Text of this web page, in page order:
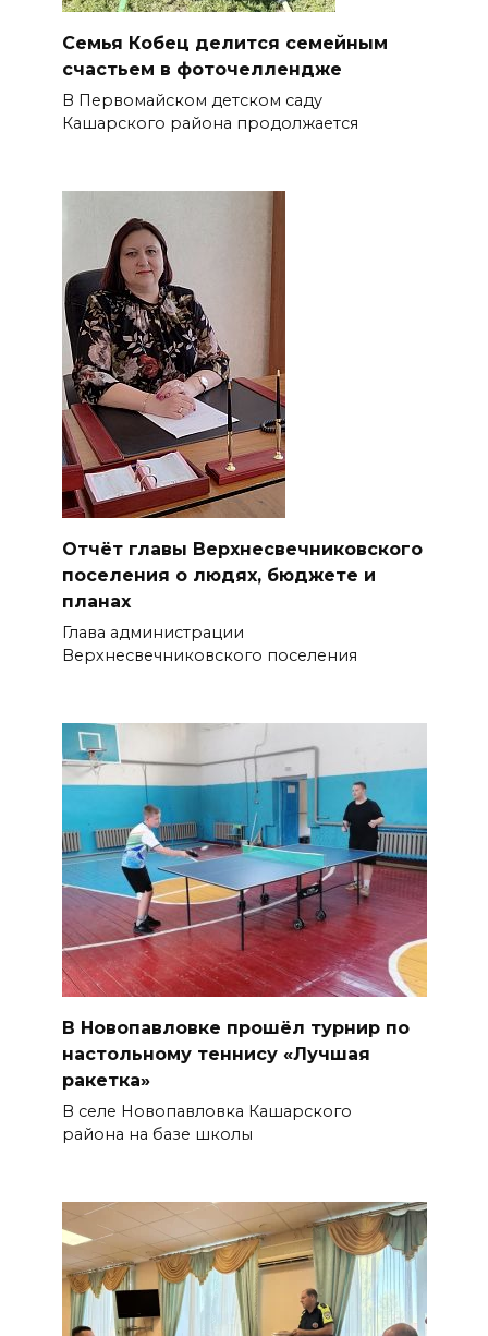
Семья Кобец делится семейным
счастьем в фоточеллендже
В Первомайском детском саду
Кашарского района продолжается
Отчёт главы Верхнесвечниковского
поселения о людях, бюджете и
планах
Глава администрации
Верхнесвечниковского поселения
В Новопавловке прошёл турнир по
настольному теннису «Лучшая
ракетка»
В селе Новопавловка Кашарского
района на базе школы